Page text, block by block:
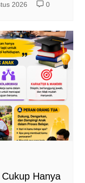
2026 0
Hanya